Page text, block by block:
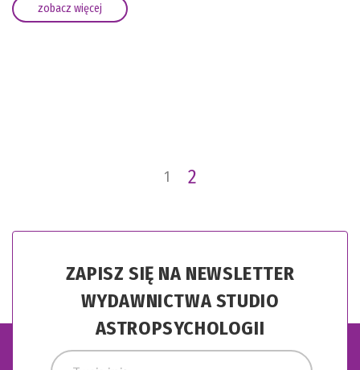
zobacz więcej
1 2
ZAPISZ SIĘ NA NEWSLETTER
WYDAWNICTWA STUDIO
ASTROPSYCHOLOGII